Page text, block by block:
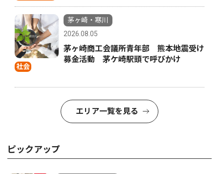
社会
茅ヶ崎・寒川
2026.08.05
茅ヶ崎商工会議所青年部 熊本地震受け
募金活動 茅ケ崎駅頭で呼びかけ
エリア一覧を見る
ピックアップ